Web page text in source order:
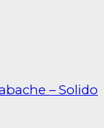
– Solido